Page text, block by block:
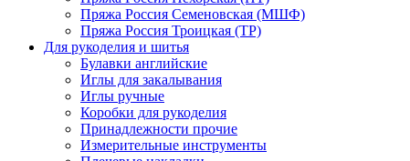
Пряжа Россия Семеновская (МШФ)
Пряжа Россия Троицкая (ТР)
Для рукоделия и шитья
Булавки английские
Иглы для закалывания
Иглы ручные
Коробки для рукоделия
Принадлежности прочие
Измерительные инструменты